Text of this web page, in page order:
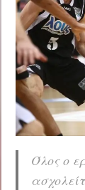
Όλος ο